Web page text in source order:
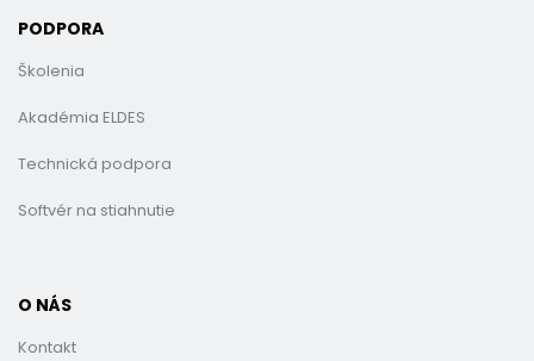
PODPORA
Školenia
Akadémia ELDES
Technická podpora
Softvér na stiahnutie
O NÁS
Kontakt